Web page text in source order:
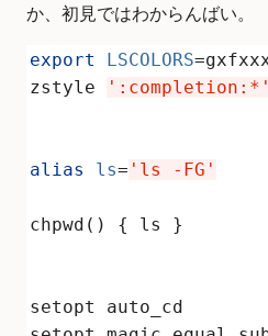
か、初見ではわからんばい。
export LSCOLORS
zstyle
':completion:*'
alias ls= 'ls -FG'